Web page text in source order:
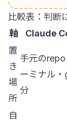
比較表：判断
軸
Claude
置
き
場
所
手元のrepo
ーミナル
分
自